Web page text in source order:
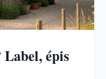
Label, épis